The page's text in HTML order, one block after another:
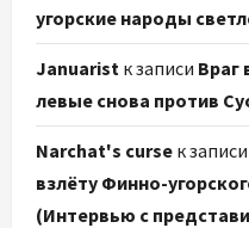
угорские народы
Januarist к записи Враг
левые снова против
Narchat's curse к записи
взлёту Финно-
(Интервью с